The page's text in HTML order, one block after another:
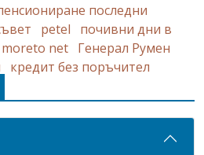
последни
petel
почивни дни в
moreto net Генерал Румен
кредит без поръчител